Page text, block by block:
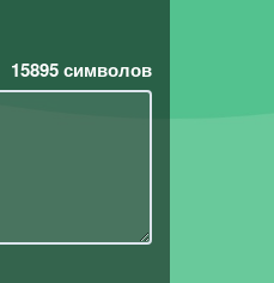
15895символов